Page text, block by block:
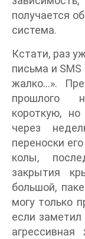
получается
система.
Кстати, раз
письма и
жалко…».
прошлого
короткую,
через
переноски
колы,
закрытия
большой,
могу только
если заметил